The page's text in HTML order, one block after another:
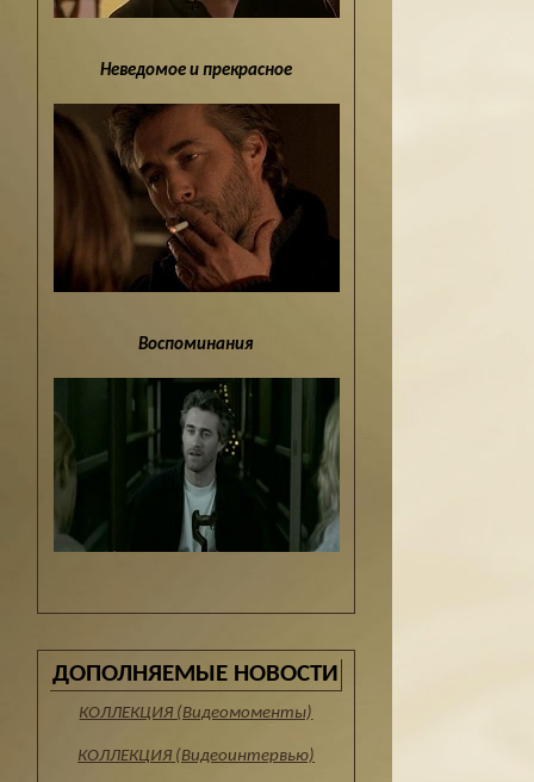
Неведомое и прекрасное
Воспоминания
ДОПОЛНЯЕМЫЕ НОВОСТИ
КОЛЛЕКЦИЯ (Видеомоменты)
КОЛЛЕКЦИЯ (Видеоинтервью)